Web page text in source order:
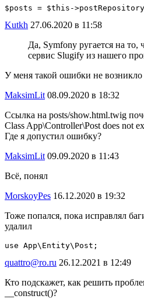
$posts = $this-
Kutkh 27.06.2020 в 11:58
Да, Symfony ругается на то,
сервис Slugify из нашего
У меня такой ошибки не возникло
MaksimLit 08.09.2020 в 18:32
Ссылка на posts/show.html.twig
Class App\Controller\Post does not
Где я допустил ошибку?
MaksimLit 09.09.2020 в 11:43
Всё, понял
MorskoyPes 16.12.2020 в 19:32
Тоже попался, пока исправлял
удалил
use App\Entity\Post;
quattro@ro.ru 26.12.2021 в 12:49
Кто подскажет, как решить
__construct()?